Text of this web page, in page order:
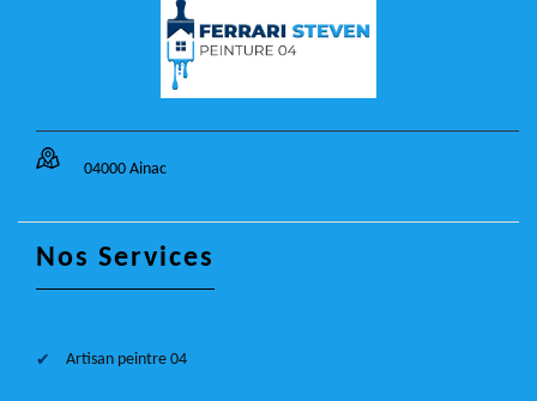
04000 Ainac
Nos Services
Artisan peintre 04